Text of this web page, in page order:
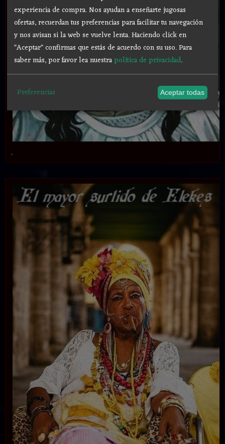
.
experiencia de compra. Nos ayudan a enseñarte jugosas
ofertas, recuerdan tus preferencias para facilitar tu navegación
y nos avisan si la web se vuelve lenta. Haciendo click en
"Aceptar" confirmas que estás de acuerdo con su uso.Para
saber más, por favor lea nuestrapolítica de privacidad.
Preferencias Aceptar todas